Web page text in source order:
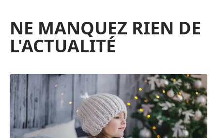
NE MANQUEZ RIEN DE
L'ACTUALITÉ